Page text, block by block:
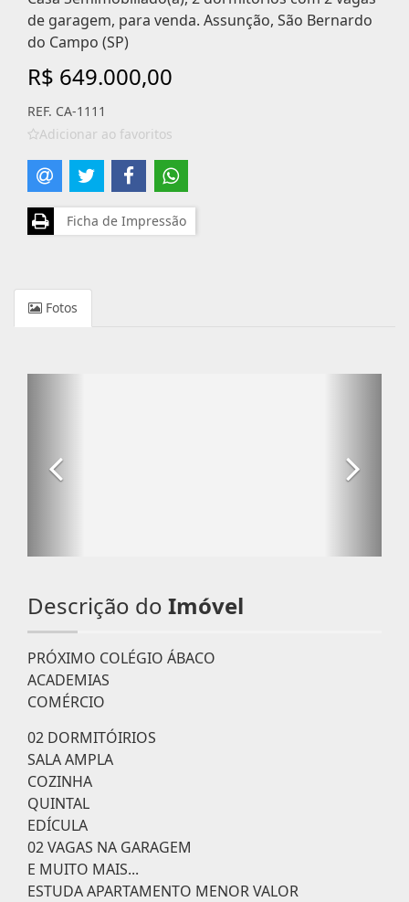
de garagem, para venda. Assunção, São Bernardo
do Campo (SP)
R$ 649.000,00
REF. CA-1111
Adicionar ao favoritos
Ficha de Impressão
Fotos
Descrição do Imóvel
PRÓXIMO COLÉGIO ÁBACO
ACADEMIAS
COMÉRCIO
02 DORMITÓIRIOS
SALA AMPLA
COZINHA
QUINTAL
EDÍCULA
02 VAGAS NA GARAGEM
E MUITO MAIS...
ESTUDA APARTAMENTO MENOR VALOR